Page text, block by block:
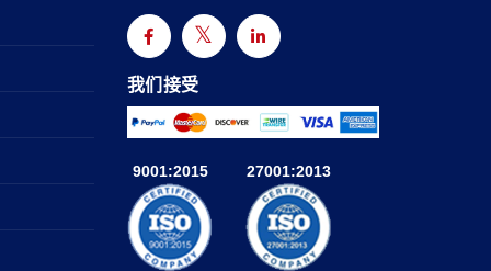
我们接受
9001:2015 27001:2013